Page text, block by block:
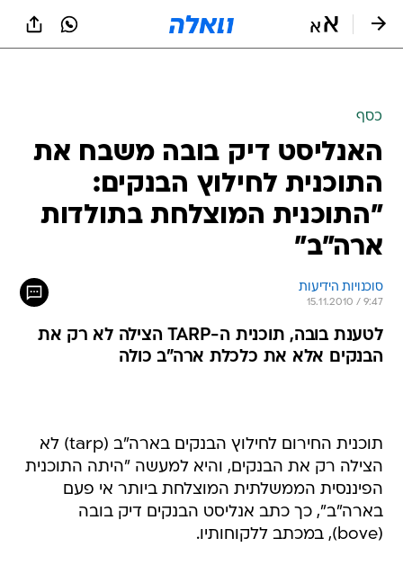
כסף
האנליסט דיק בובה משבח את
התוכנית לחילוץ הבנקים:
"התוכנית המוצלחת בתולדות
ארה"ב"
סוכנויות הידיעות
15.11.2010 / 9:47
לטענת בובה, תוכנית ה-TARP הצילה לא רק את
הבנקים אלא את כלכלת ארה"ב כולה
תוכנית החירום לחילוץ הבנקים בארה"ב (tarp) לא
הצילה רק את הבנקים, והיא למעשה "היתה התוכנית
הפיננסית הממשלתית המוצלחת ביותר אי פעם
בארה"ב", כך כתב אנליסט הבנקים דיק בובה
(bove), במכתב ללקוחותיו.